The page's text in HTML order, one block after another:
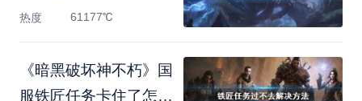
神重骑兵
热度 61177℃
《暗黑破坏神不朽》国
服铁匠任务卡住了怎么